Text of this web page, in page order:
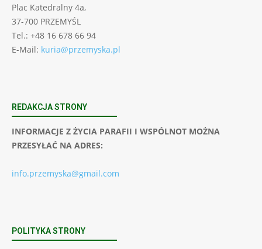
Plac Katedralny 4a,
37-700 PRZEMYŚL
Tel.: +48 16 678 66 94
E-Mail: kuria@przemyska.pl
REDAKCJA STRONY
INFORMACJE Z ŻYCIA PARAFII I WSPÓLNOT MOŻNA
PRZESYŁAĆ NA ADRES:
info.przemyska@gmail.com
POLITYKA STRONY